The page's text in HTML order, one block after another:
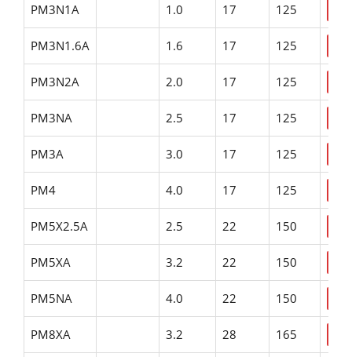
PM3N1A 1.0 17 125
PM3N1.6A 1.6 17 125
PM3N2A 2.0 17 125
PM3NA 2.5 17 125
PM3A 3.0 17 125
PM4 4.0 17 125
PM5X2.5A 2.5 22 150
PM5XA 3.2 22 150
PM5NA 4.0 22 150
PM8XA 3.2 28 165